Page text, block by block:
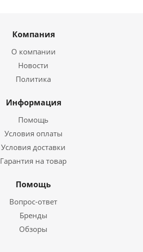
Компания
О компании
Новости
Политика
Информация
Помощь
Условия оплаты
Условия доставки
Гарантия на товар
Помощь
Вопрос-ответ
Бренды
Обзоры